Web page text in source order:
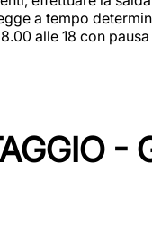
a tempo
alle 18 con
-